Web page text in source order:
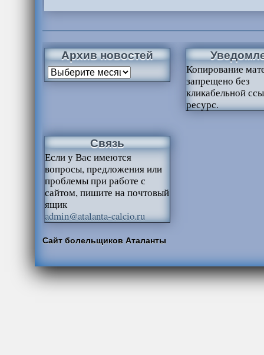
Архив новостей
Копирование
запрещено без
кликабельной
ресурс.
Связь
Если у Вас имеются
вопросы, предложения или
проблемы при работе с
сайтом, пишите на почтовый
ящик
admin@atalanta-calcio.ru
Сайт болельщиков Аталанты